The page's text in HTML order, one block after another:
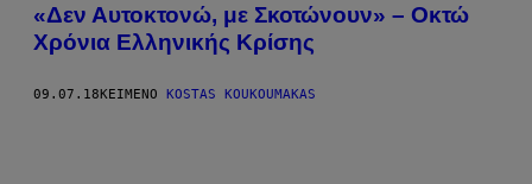
«Δεν Αυτοκτονώ, με Σκοτώνουν» – Οκτώ
Χρόνια Ελληνικής Κρίσης
09.07.18 ΚΕΊΜΕΝΟ KOSTAS KOUKOUMAKAS